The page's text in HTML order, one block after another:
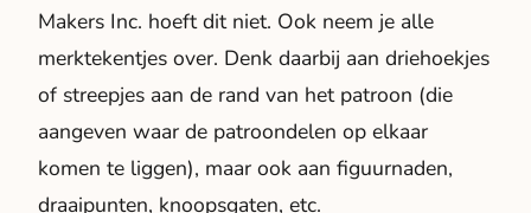
Makers Inc. hoeft dit niet. Ook neem je alle
merktekentjes over. Denk daarbij aan driehoekjes
of streepjes aan de rand van het patroon (die
aangeven waar de patroondelen op elkaar
komen te liggen), maar ook aan figuurnaden,
draaipunten, knoopsgaten, etc.